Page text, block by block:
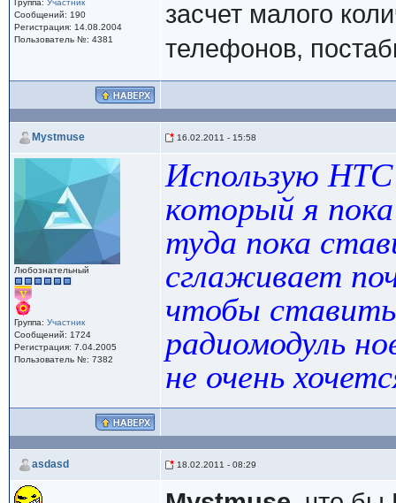
Группа: Участник
Сообщений: 190
Регистрация: 14.08.2004
Пользователь №: 4381
засчет малого
телефонов,
Mystmuse 16.02.2011 - 15:58
Любознательный
Группа: Участник
Сообщений: 1724
Регистрация: 7.04.2005
Пользователь №: 7382
Использую
который я
туда пока
сглаживает
чтобы
радиомодуль
не очень
asdasd 18.02.2011 - 08:29